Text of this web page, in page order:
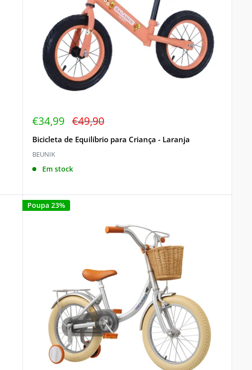
Preço
venda
€34,99 Preço
regular
€49,90
Bicicleta de Equilíbrio para Criança - Laranja
BEUNIK
Em stock
Poupa 23%